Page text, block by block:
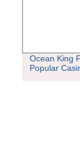
Ocean King
Popular